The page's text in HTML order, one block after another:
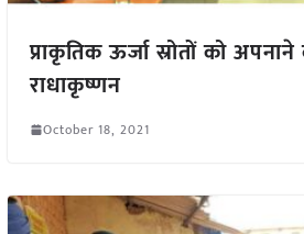
प्राकृतिक ऊर्जा स्रोतों को
राधाकृष्णन
October 18, 2021